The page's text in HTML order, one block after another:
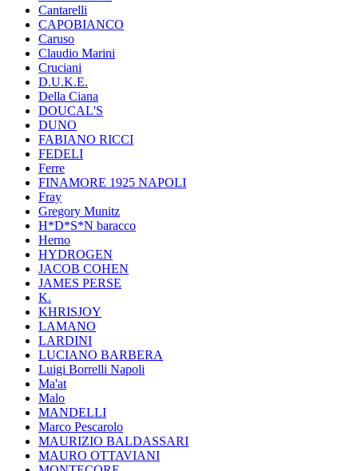
Cantarelli
CAPOBIANCO
Caruso
Claudio Marini
Cruciani
D.U.K.E.
Della Ciana
DOUCAL'S
DUNO
FABIANO RICCI
FEDELI
Ferre
FINAMORE 1925 NAPOLI
Fray
Gregory Munitz
H*D*S*N baracco
Herno
HYDROGEN
JACOB COHEN
JAMES PERSE
K.
KHRISJOY
LAMANO
LARDINI
LUCIANO BARBERA
Luigi Borrelli Napoli
Ma'at
Malo
MANDELLI
Marco Pescarolo
MAURIZIO BALDASSARI
MAURO OTTAVIANI